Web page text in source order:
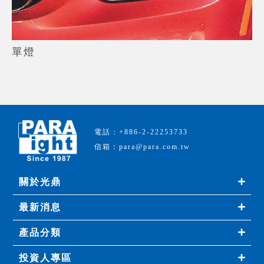
單燈
電話：+886-2-22253733
信箱：para@para.com.tw
關於光鼎
最新消息
產品分類
投資人專區